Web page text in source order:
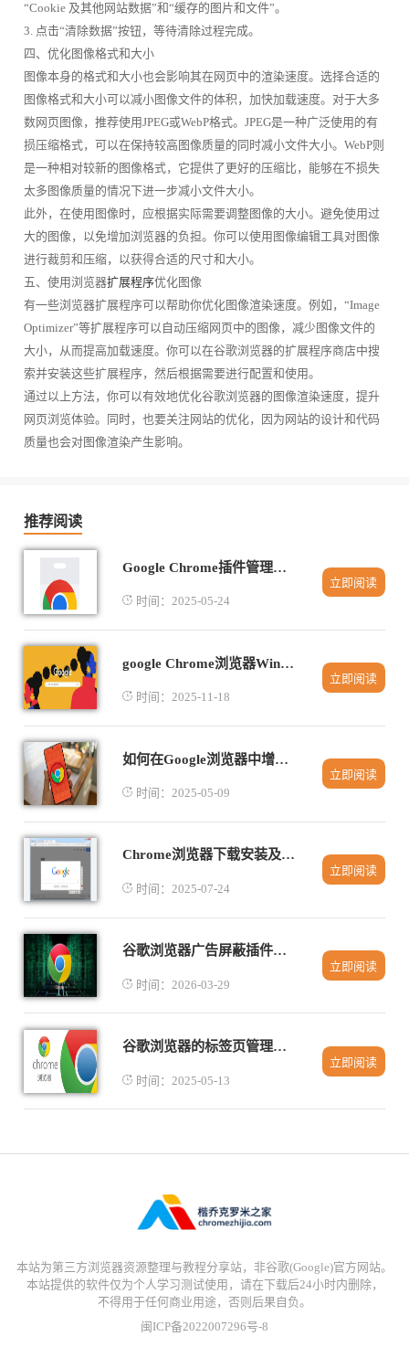
“Cookie 及其他网站数据”和“缓存的图片和文件”。
3. 点击“清除数据”按钮，等待清除过程完成。
四、优化图像格式和大小
图像本身的格式和大小也会影响其在网页中的渲染速度。选择合适的
图像格式和大小可以减小图像文件的体积，加快加载速度。对于大多
数网页图像，推荐使用JPEG或WebP格式。JPEG是一种广泛使用的有
损压缩格式，可以在保持较高图像质量的同时减小文件大小。WebP则
是一种相对较新的图像格式，它提供了更好的压缩比，能够在不损失
太多图像质量的情况下进一步减小文件大小。
此外，在使用图像时，应根据实际需要调整图像的大小。避免使用过
大的图像，以免增加浏览器的负担。你可以使用图像编辑工具对图像
进行裁剪和压缩，以获得合适的尺寸和大小。
五、使用浏览器扩展程序优化图像
有一些浏览器扩展程序可以帮助你优化图像渲染速度。例如，“Image
Optimizer”等扩展程序可以自动压缩网页中的图像，减少图像文件的
大小，从而提高加载速度。你可以在谷歌浏览器的扩展程序商店中搜
索并安装这些扩展程序，然后根据需要进行配置和使用。
通过以上方法，你可以有效地优化谷歌浏览器的图像渲染速度，提升
网页浏览体验。同时，也要关注网站的优化，因为网站的设计和代码
质量也会对图像渲染产生影响。
推荐阅读
Google Chrome插件管理的最佳实践
时间：2025-05-24
立即阅读
google Chrome浏览器Windows版安装步骤详解
时间：2025-11-18
立即阅读
如何在Google浏览器中增强多任务处理功能
时间：2025-05-09
立即阅读
Chrome浏览器下载安装及性能提升技巧分享
时间：2025-07-24
立即阅读
谷歌浏览器广告屏蔽插件推荐及使用技巧
时间：2026-03-29
立即阅读
谷歌浏览器的标签页管理功能对比Safari
时间：2025-05-13
立即阅读
本站为第三方浏览器资源整理与教程分享站，非谷歌(Google)官方网站。
本站提供的软件仅为个人学习测试使用，请在下载后24小时内删除，
不得用于任何商业用途，否则后果自负。
闽ICP备2022007296号-8